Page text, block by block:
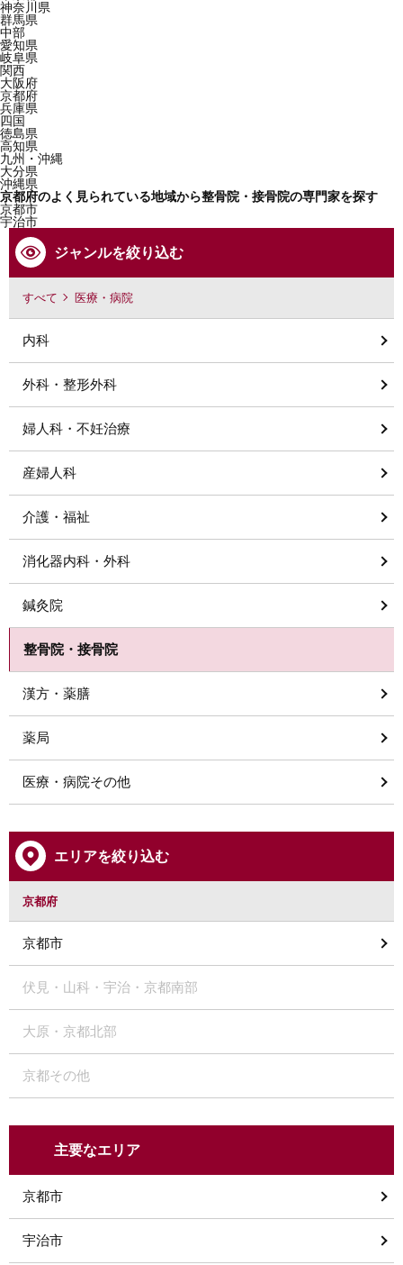
神奈川県
群馬県
中部
愛知県
岐阜県
関西
大阪府
京都府
兵庫県
四国
徳島県
高知県
九州・沖縄
大分県
沖縄県
京都府のよく見られている地域から整骨院・接骨院の専門家を探す
京都市
宇治市
ジャンルを絞り込む
すべて 医療・病院
内科
外科・整形外科
婦人科・不妊治療
産婦人科
介護・福祉
消化器内科・外科
鍼灸院
整骨院・接骨院
漢方・薬膳
薬局
医療・病院その他
エリアを絞り込む
京都府
京都市
伏見・山科・宇治・京都南部
大原・京都北部
京都その他
主要なエリア
京都市
宇治市